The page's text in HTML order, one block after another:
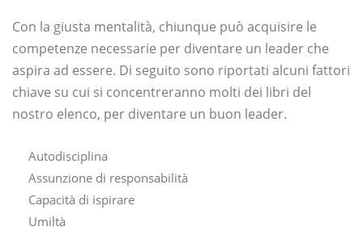
Con la giusta mentalità, chiunque può acquisire le
competenze necessarie per diventare un leader che
aspira ad essere. Di seguito sono riportati alcuni fattori
chiave su cui si concentreranno molti dei libri del
nostro elenco, per diventare un buon leader.
Autodisciplina
Assunzione di responsabilità
Capacità di ispirare
Umiltà